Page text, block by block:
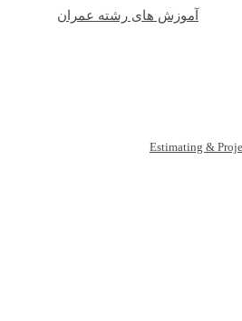
آموزش های رشته عمران